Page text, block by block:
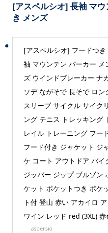
[アスペルシオ] 長袖 マ
き メンズ
[アスペルシオ] フードつき
袖 マウンテン パーカー メ
ズ ウインドブレーカー ナ
ソデ ながそで 長そで ロン
スリーブ サイクル サイクリ
ング テニス トレッキング
レイル トレーニング フー
フード付き ジャケット ジ
ケ コート アウトドア バイ
ジッパー ジップ ブルゾン
ケット ポケットつき ポケ
ト付 登山 赤い アカイロ ア
ワイン レッド red (3XL) 赤
aspersio